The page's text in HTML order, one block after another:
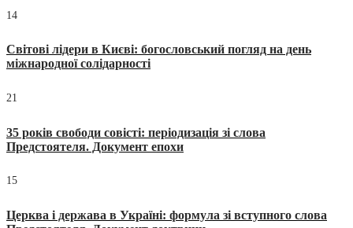
14
Світові лідери в Києві: богословський погляд на день
міжнародної солідарності
21
35 років свободи совісті: періодизація зі слова
Предстоятеля. Документ епохи
15
Церква і держава в Україні: формула зі вступного слова